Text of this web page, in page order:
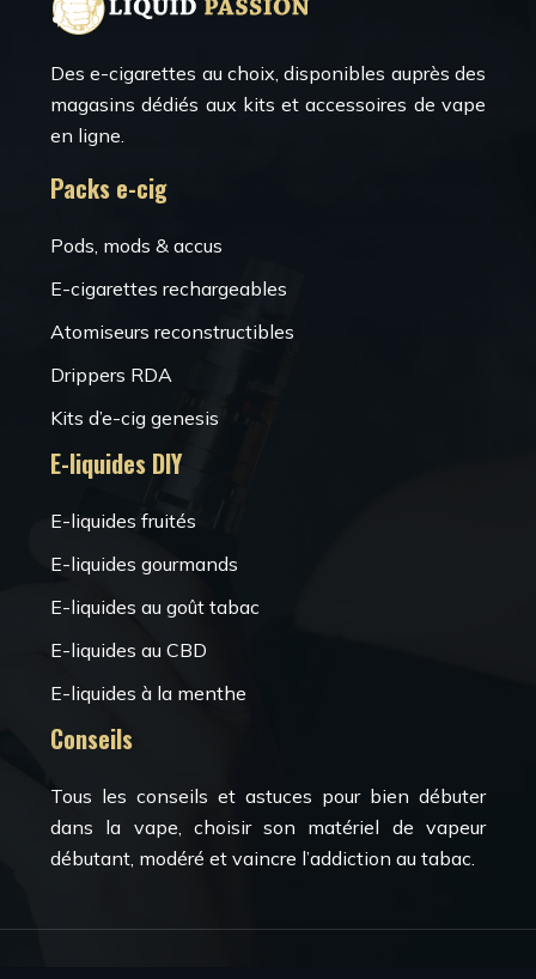
Des e-cigarettes au choix, disponibles auprès des
magasins dédiés aux kits et accessoires de vape
en ligne.
Packs e-cig
Pods, mods & accus
E-cigarettes rechargeables
Atomiseurs reconstructibles
Drippers RDA
Kits d’e-cig genesis
E-liquides DIY
E-liquides fruités
E-liquides gourmands
E-liquides au goût tabac
E-liquides au CBD
E-liquides à la menthe
Conseils
Tous les conseils et astuces pour bien débuter
dans la vape, choisir son matériel de vapeur
débutant, modéré et vaincre l’addiction au tabac.